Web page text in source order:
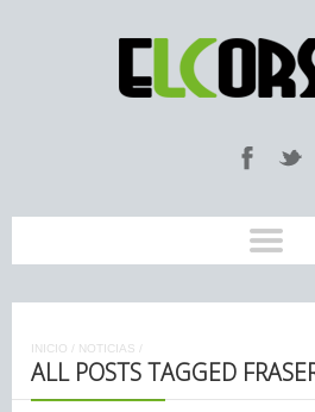
INICIO / NOTICIAS /
ALL POSTS TAGGED